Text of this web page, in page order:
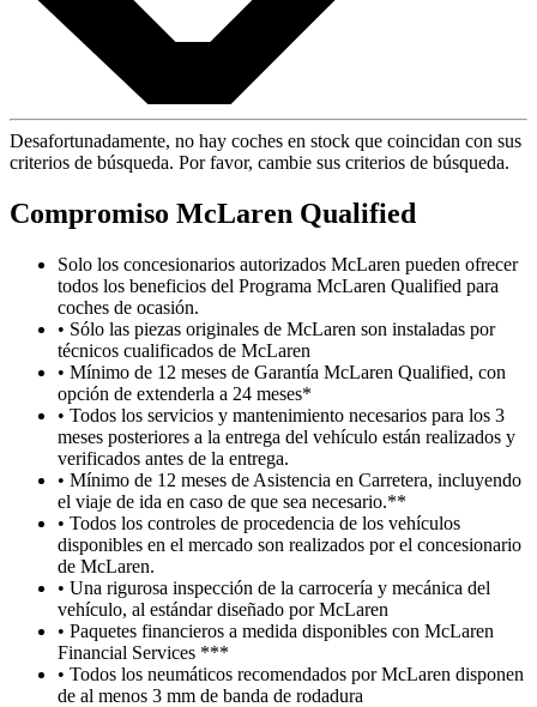
Desafortunadamente, no hay coches en stock que coincidan con sus
criterios de búsqueda. Por favor, cambie sus criterios de búsqueda.
Compromiso McLaren Qualified
Solo los concesionarios autorizados McLaren pueden ofrecer
todos los beneficios del Programa McLaren Qualified para
coches de ocasión.
• Sólo las piezas originales de McLaren son instaladas por
técnicos cualificados de McLaren
• Mínimo de 12 meses de Garantía McLaren Qualified, con
opción de extenderla a 24 meses*
• Todos los servicios y mantenimiento necesarios para los 3
meses posteriores a la entrega del vehículo están realizados y
verificados antes de la entrega.
• Mínimo de 12 meses de Asistencia en Carretera, incluyendo
el viaje de ida en caso de que sea necesario.**
• Todos los controles de procedencia de los vehículos
disponibles en el mercado son realizados por el concesionario
de McLaren.
• Una rigurosa inspección de la carrocería y mecánica del
vehículo, al estándar diseñado por McLaren
• Paquetes financieros a medida disponibles con McLaren
Financial Services ***
• Todos los neumáticos recomendados por McLaren disponen
de al menos 3 mm de banda de rodadura